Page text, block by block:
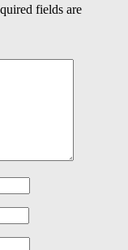
fields are